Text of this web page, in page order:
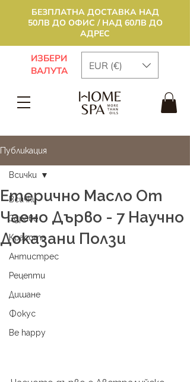
БЕЗПЛАТНА ДОСТАВКА НАД
50ЛВ ДО ОФИС / НАД 60ЛВ ДО
АДРЕС
ИЗБЕРИ
ВАЛУТА
EUR (€)
Публикация
Всички
Здраве
Красота
Антистрес
Рецепти
Дишане
Фокус
Be happy
Всички
Eтерично Масло От
Чаено Дърво - 7 Научно
Доказани Ползи